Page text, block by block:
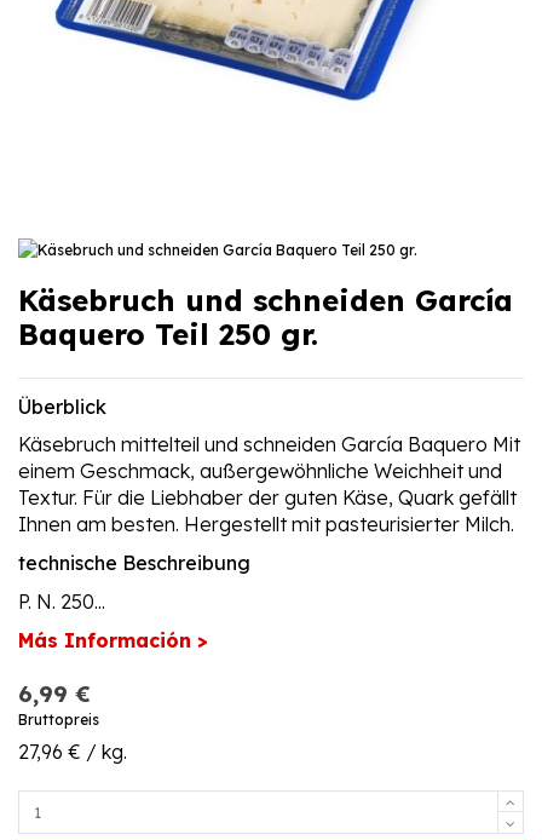
Käsebruch und schneiden García
Baquero Teil 250 gr.
Überblick
Käsebruch mittelteil und schneiden García Baquero Mit
einem Geschmack, außergewöhnliche Weichheit und
Textur. Für die Liebhaber der guten Käse, Quark gefällt
Ihnen am besten. Hergestellt mit pasteurisierter Milch.
technische Beschreibung
P. N. 250...
Más Información >
6,99 €
Bruttopreis
27,96 € / kg.